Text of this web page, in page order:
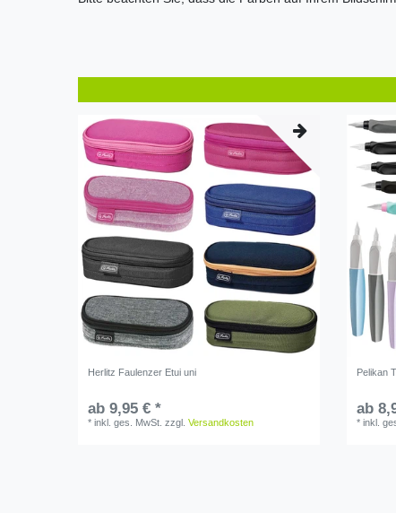
Herlitz Faulenzer Etui uni
ab 9,95 € *
*inkl. ges. MwSt. zzgl.Versandkosten
Pelikan
ab
*inkl.